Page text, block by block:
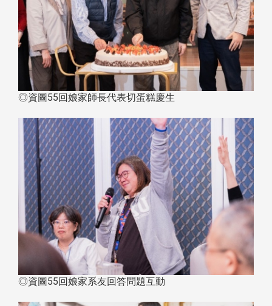
◎資圖55回娘家師長代表切蛋糕慶生
◎資圖55回娘家系友回答問題互動